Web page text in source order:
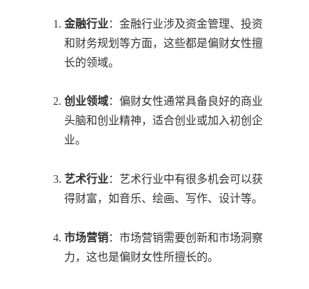
金融行业：金融行业涉及资金管理、投资
和财务规划等方面，这些都是偏财女性擅
长的领域。
创业领域：偏财女性通常具备良好的商业
头脑和创业精神，适合创业或加入初创企
业。
艺术行业：艺术行业中有很多机会可以获
得财富，如音乐、绘画、写作、设计等。
市场营销：市场营销需要创新和市场洞察
力，这也是偏财女性所擅长的。